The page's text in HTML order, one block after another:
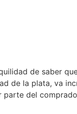
de saber
de la plata, va
del